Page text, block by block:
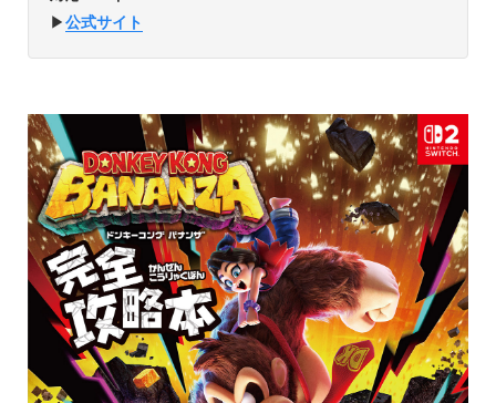
▶︎公式サイト